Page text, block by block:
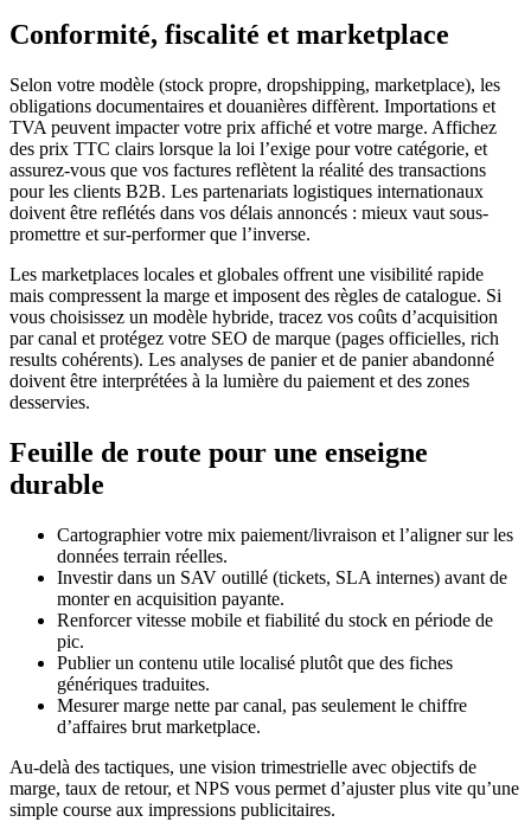
Conformité, fiscalité et marketplace
Selon votre modèle (stock propre, dropshipping, marketplace), les
obligations documentaires et douanières diffèrent. Importations et
TVA peuvent impacter votre prix affiché et votre marge. Affichez
des prix TTC clairs lorsque la loi l’exige pour votre catégorie, et
assurez-vous que vos factures reflètent la réalité des transactions
pour les clients B2B. Les partenariats logistiques internationaux
doivent être reflétés dans vos délais annoncés : mieux vaut sous-
promettre et sur-performer que l’inverse.
Les marketplaces locales et globales offrent une visibilité rapide
mais compressent la marge et imposent des règles de catalogue. Si
vous choisissez un modèle hybride, tracez vos coûts d’acquisition
par canal et protégez votre SEO de marque (pages officielles, rich
results cohérents). Les analyses de panier et de panier abandonné
doivent être interprétées à la lumière du paiement et des zones
desservies.
Feuille de route pour une enseigne
durable
Cartographier votre mix paiement/livraison et l’aligner sur les
données terrain réelles.
Investir dans un SAV outillé (tickets, SLA internes) avant de
monter en acquisition payante.
Renforcer vitesse mobile et fiabilité du stock en période de
pic.
Publier un contenu utile localisé plutôt que des fiches
génériques traduites.
Mesurer marge nette par canal, pas seulement le chiffre
d’affaires brut marketplace.
Au-delà des tactiques, une vision trimestrielle avec objectifs de
marge, taux de retour, et NPS vous permet d’ajuster plus vite qu’une
simple course aux impressions publicitaires.